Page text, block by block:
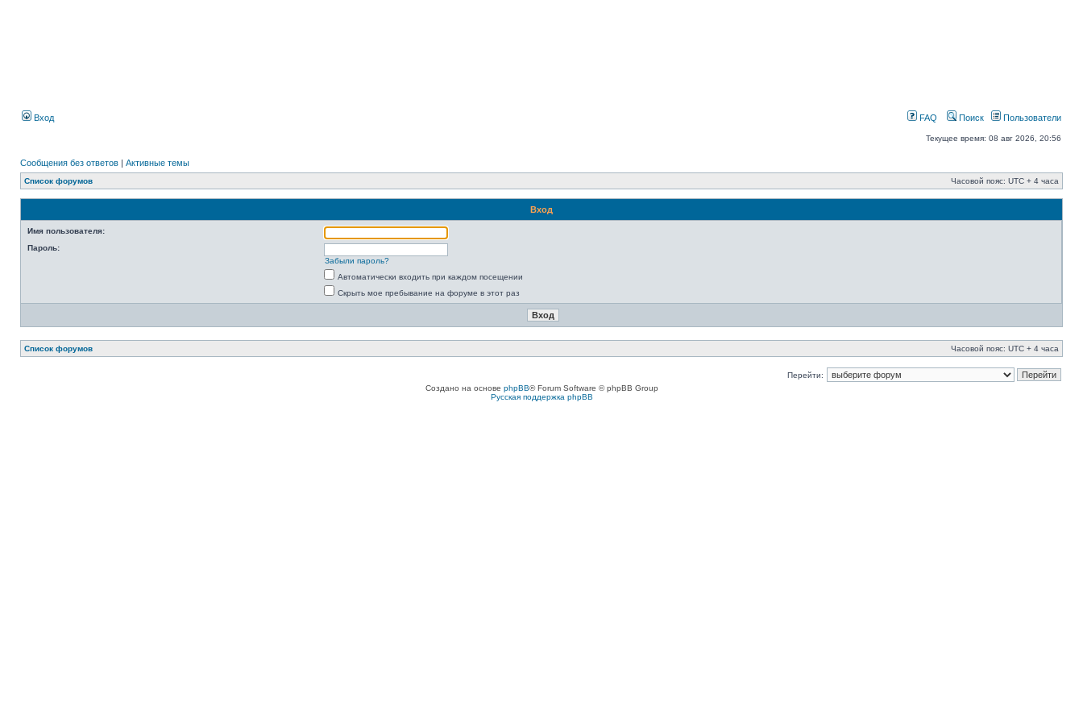
Вход FAQ Поиск Пользователи
Текущее время: 08 авг 2026, 20:56
Сообщения без ответов | Активные темы
Список форумов Часовой пояс: UTC + 4 часа
Вход
Имя пользователя:
Пароль:
Забыли пароль?
Автоматически входить при каждом посещении
Скрыть мое пребывание на форуме в этот раз
Список форумов Часовой пояс: UTC + 4 часа
Перейти:
Создано на основе phpBB® Forum Software © phpBB Group
Русская поддержка phpBB